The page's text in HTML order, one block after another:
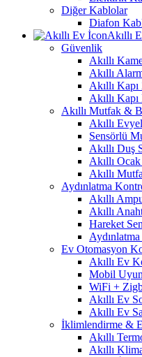
Diğer Kablolar
Diafon
Akıllı
Güvenlik
Akıllı
Akıllı
Akıllı
Akıllı
Akıllı Mutfak &
Akıllı
Sensörlü
Akıllı Duş
Akıllı
Akıllı
Aydınlatma
Akıllı
Akıllı
Hareket
Ev Otomasyon
Akıllı Ev
Mobil
WiFi +
Akıllı Ev
Akıllı Ev
İklimlendirme &
Akıllı
Akıllı